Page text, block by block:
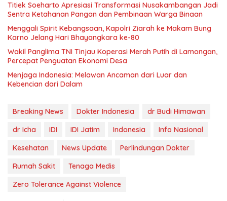
Titiek Soeharto Apresiasi Transformasi Nusakambangan Jadi
Sentra Ketahanan Pangan dan Pembinaan Warga Binaan
Menggali Spirit Kebangsaan, Kapolri Ziarah ke Makam Bung
Karno Jelang Hari Bhayangkara ke-80
Wakil Panglima TNI Tinjau Koperasi Merah Putih di Lamongan,
Percepat Penguatan Ekonomi Desa
Menjaga Indonesia: Melawan Ancaman dari Luar dan
Kebencian dari Dalam
Breaking News Dokter Indonesia
dr Budi Himawan
dr Icha
IDI IDI Jatim Indonesia
Info Nasional
Kesehatan
News Update
Perlindungan Dokter
Rumah Sakit
Tenaga Medis
Zero Tolerance Against Violence